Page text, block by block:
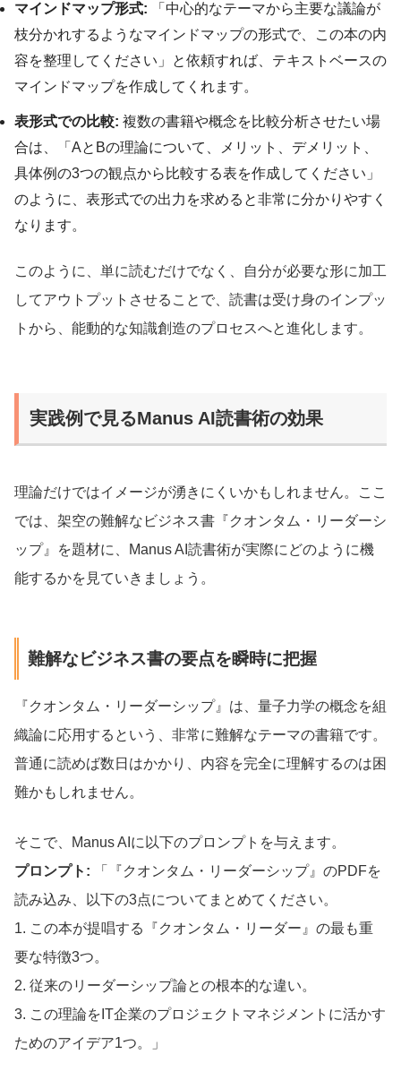
マインドマップ形式: 「中心的なテーマから主要な議論が
枝分かれするようなマインドマップの形式で、この本の内
容を整理してください」と依頼すれば、テキストベースの
マインドマップを作成してくれます。
表形式での比較: 複数の書籍や概念を比較分析させたい場
合は、「AとBの理論について、メリット、デメリット、
具体例の3つの観点から比較する表を作成してください」
のように、表形式での出力を求めると非常に分かりやすく
なります。
このように、単に読むだけでなく、自分が必要な形に加工
してアウトプットさせることで、読書は受け身のインプッ
トから、能動的な知識創造のプロセスへと進化します。
実践例で見るManus AI読書術の効果
理論だけではイメージが湧きにくいかもしれません。ここ
では、架空の難解なビジネス書『クオンタム・リーダーシ
ップ』を題材に、Manus AI読書術が実際にどのように機
能するかを見ていきましょう。
難解なビジネス書の要点を瞬時に把握
『クオンタム・リーダーシップ』は、量子力学の概念を組
織論に応用するという、非常に難解なテーマの書籍です。
普通に読めば数日はかかり、内容を完全に理解するのは困
難かもしれません。
そこで、Manus AIに以下のプロンプトを与えます。
プロンプト: 「『クオンタム・リーダーシップ』のPDFを
読み込み、以下の3点についてまとめてください。
1. この本が提唱する『クオンタム・リーダー』の最も重
要な特徴3つ。
2. 従来のリーダーシップ論との根本的な違い。
3. この理論をIT企業のプロジェクトマネジメントに活かす
ためのアイデア1つ。」